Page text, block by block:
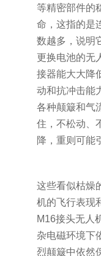
等精密部件的
命，这指的是
数越多，说明
更换电池的无
接器能大大降
动和抗冲击能
各种颠簸和气
住，不松动、
降，重则可能
这些看似枯燥
机的飞行表现
M16接头无人
杂电磁环境下
烈颠簸中依然